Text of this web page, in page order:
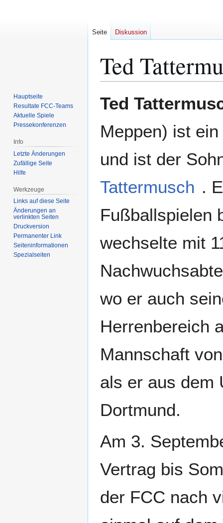
Ted
Navigation
Suche
Ted
Meppen) ist
und ist der
Tattermusch .
Fußballspielen
wechselte mit
wo er auch
Herrenbereich
Mannschaft
als er aus dem
Dortmund.
Am 3.
Vertrag bis
der FCC nach
Seite Diskussion
Hauptseite
Resultate FCC-Teams
Aktuelle Spiele
Pressekonferenzen
Info
Letzte Änderungen
Zufällige Seite
Hilfe
Werkzeuge
Links auf diese Seite
Änderungen an
verlinkten Seiten
Druckversion
Permanenter Link
Seiten­­informationen
Spezialseiten